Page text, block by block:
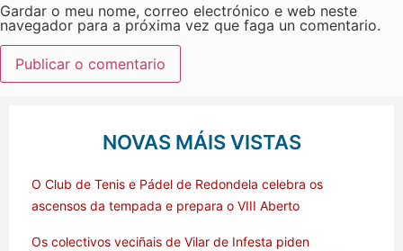
Gardar o meu nome, correo electrónico e web neste
navegador para a próxima vez que faga un comentario.
NOVAS MÁIS VISTAS
O Club de Tenis e Pádel de Redondela celebra os
ascensos da tempada e prepara o VIII Aberto
Os colectivos veciñais de Vilar de Infesta piden